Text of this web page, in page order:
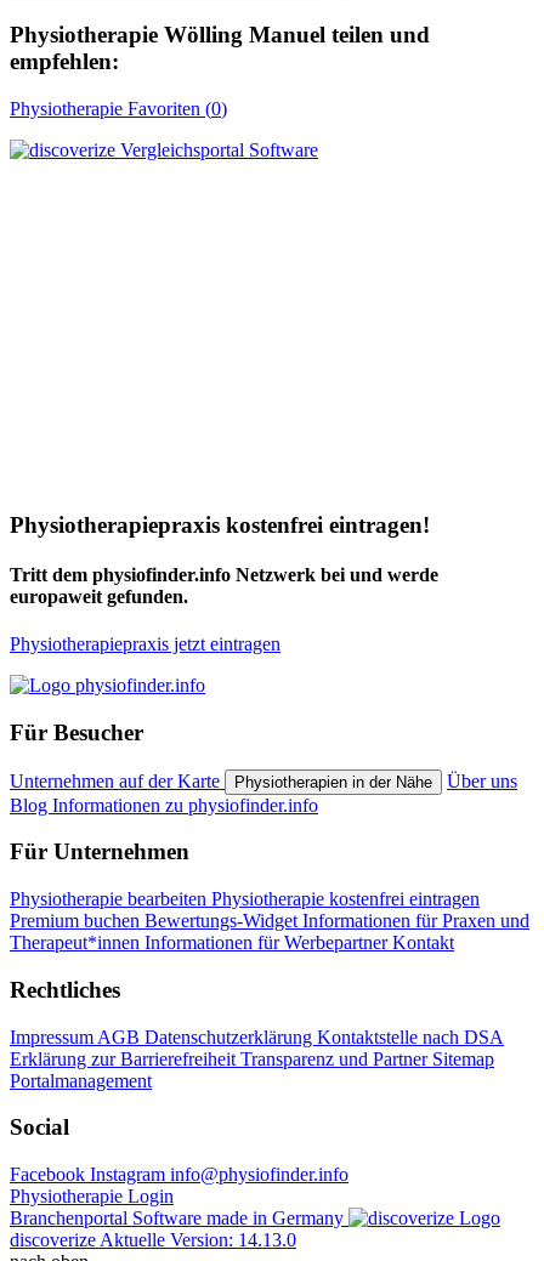
Physiotherapie Wölling Manuel teilen und
empfehlen:
Physiotherapie Favoriten (0)
Physiotherapiepraxis kostenfrei eintragen!
Tritt dem physiofinder.info Netzwerk bei und werde
europaweit gefunden.
Physiotherapiepraxis jetzt eintragen
Für Besucher
Unternehmen auf der Karte Physiotherapien in der Nähe
Über uns
Blog Informationen zu physiofinder.info
Für Unternehmen
Physiotherapie bearbeiten Physiotherapie kostenfrei eintragen
Premium buchen Bewertungs-Widget Informationen für Praxen und
Therapeut*innen Informationen für WerbepartnerKontakt
Rechtliches
Impressum AGB Datenschutzerklärung Kontaktstelle nach DSA
Erklärung zur Barrierefreiheit Transparenz und Partner Sitemap
Portalmanagement
Social
Facebook Instagram info@physiofinder.info
Physiotherapie Login
Branchenportal Software made in Germany
discoverize Aktuelle Version: 14.13.0